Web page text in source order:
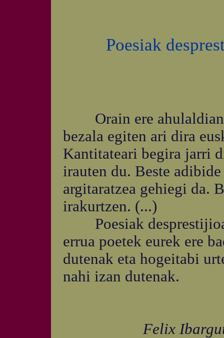
Poesiak
Orain ere ahulaldian
bezala egiten ari dira
Kantitateari begira jarri
irauten du. Beste
argitaratzea gehiegi da.
irakurtzen. (...)
Poesiak desprestijioa
errua poetek eurek ere
dutenak eta hogeitabi
nahi izan dutenak.
Felix